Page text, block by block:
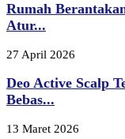
Rumah
Atur...
27 April 2026
Deo Active Scalp
Bebas...
13 Maret 2026